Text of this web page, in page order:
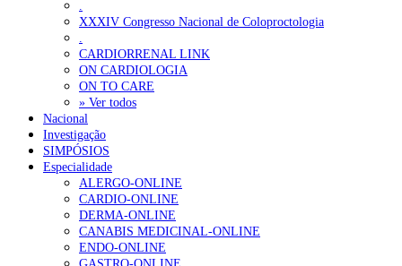
Ordem dos Médicos alerta para riscos no novo sistema de acesso
a consultas e cirurgias 7 de Agosto, 2026
Portugal está a formar os médicos de que precisa?
2026
NOTÍCIAS MAIS LIDAS
Enfermagem Forense. “Da urgência ao tribunal, cada
gesto conta e cada profissional faz a diferença”
202 visualizações
.
XXXIV Congresso Nacional de Coloproctologia
.
CARDIORRENAL LINK
ON CARDIOLOGIA
ON TO CARE
» Ver todos
Nacional
Investigação
SIMPÓSIOS
Especialidade
ALERGO-ONLINE
CARDIO-ONLINE
DERMA-ONLINE
CANABIS MEDICINAL-ONLINE
ENDO-ONLINE